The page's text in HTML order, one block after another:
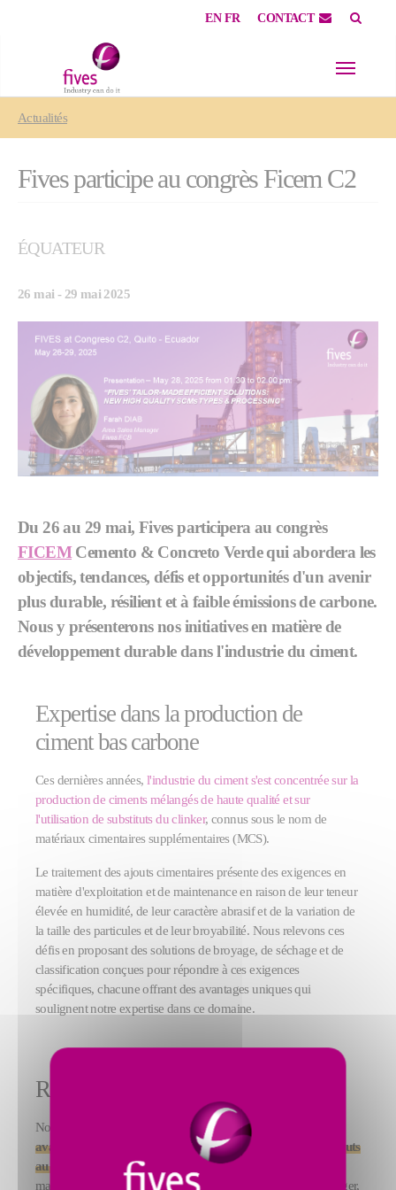
EN FR CONTACT
Actualités
Fives participe au congrès Ficem C2
ÉQUATEUR
26 mai - 29 mai 2025
Du 26 au 29 mai, Fives participera au congrès
FICEMCemento & Concreto Verde qui abordera les
objectifs, tendances, défis et opportunités d'un avenir
plus durable, résilient et à faible émissions de carbone.
Nous y présenterons nos initiatives en matière de
développement durable dans l'industrie du ciment.
Expertise dans la production de
ciment bas carbone
Ces dernières années, l'industrie du ciment s'est concentrée sur la
production de ciments mélangés de haute qualité et sur
l'utilisation de substituts du clinker, connus sous le nom de
matériaux cimentaires supplémentaires (MCS).
Le traitement des ajouts cimentaires présente des exigences en
matière d'exploitation et de maintenance en raison de leur teneur
élevée en humidité, de leur caractère abrasif et de la variation de
la taille des particules et de leur broyabilité. Nous relevons ces
défis en proposant des solutions de broyage, de séchage et de
classification conçues pour répondre à ces exigences
spécifiques, chacune offrant des avantages uniques qui
soulignent notre expertise dans ce domaine.
Rendez-vous à ne pas manquer !
Nous présenterons plus en détail les caractéristiques et les
avantages de nos technologies pour la production de substituts
au clinker de haute qualité et de ciment bas carbone
manquez pas la présentation de Farah Diab, Area Sales Manager,